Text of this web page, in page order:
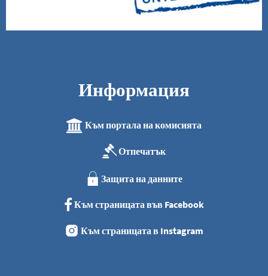
Информация
Към портала на комисията
Отпечатък
Защита на данните
Към страницата във Facebook
Към страницата в Instagram